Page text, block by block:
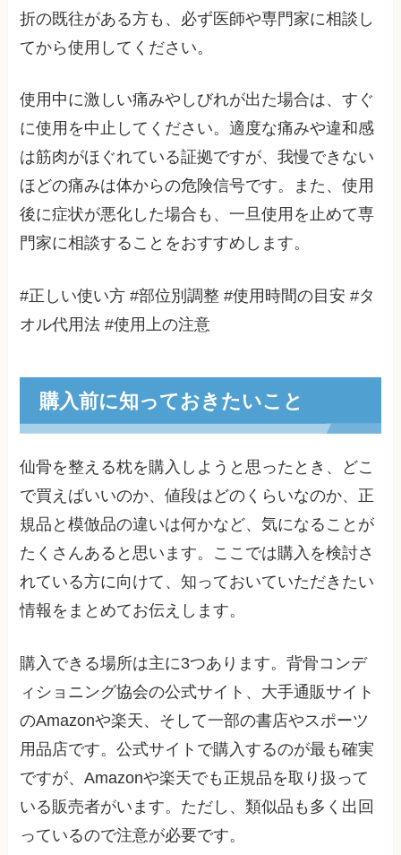
折の既往がある方も、必ず医師や専門家に相談し
てから使用してください。
使用中に激しい痛みやしびれが出た場合は、すぐ
に使用を中止してください。適度な痛みや違和感
は筋肉がほぐれている証拠ですが、我慢できない
ほどの痛みは体からの危険信号です。また、使用
後に症状が悪化した場合も、一旦使用を止めて専
門家に相談することをおすすめします。
#正しい使い方 #部位別調整 #使用時間の目安 #タ
オル代用法 #使用上の注意
購入前に知っておきたいこと
仙骨を整える枕を購入しようと思ったとき、どこ
で買えばいいのか、値段はどのくらいなのか、正
規品と模倣品の違いは何かなど、気になることが
たくさんあると思います。ここでは購入を検討さ
れている方に向けて、知っておいていただきたい
情報をまとめてお伝えします。
購入できる場所は主に3つあります。背骨コンデ
ィショニング協会の公式サイト、大手通販サイト
のAmazonや楽天、そして一部の書店やスポーツ
用品店です。公式サイトで購入するのが最も確実
ですが、Amazonや楽天でも正規品を取り扱って
いる販売者がいます。ただし、類似品も多く出回
っているので注意が必要です。